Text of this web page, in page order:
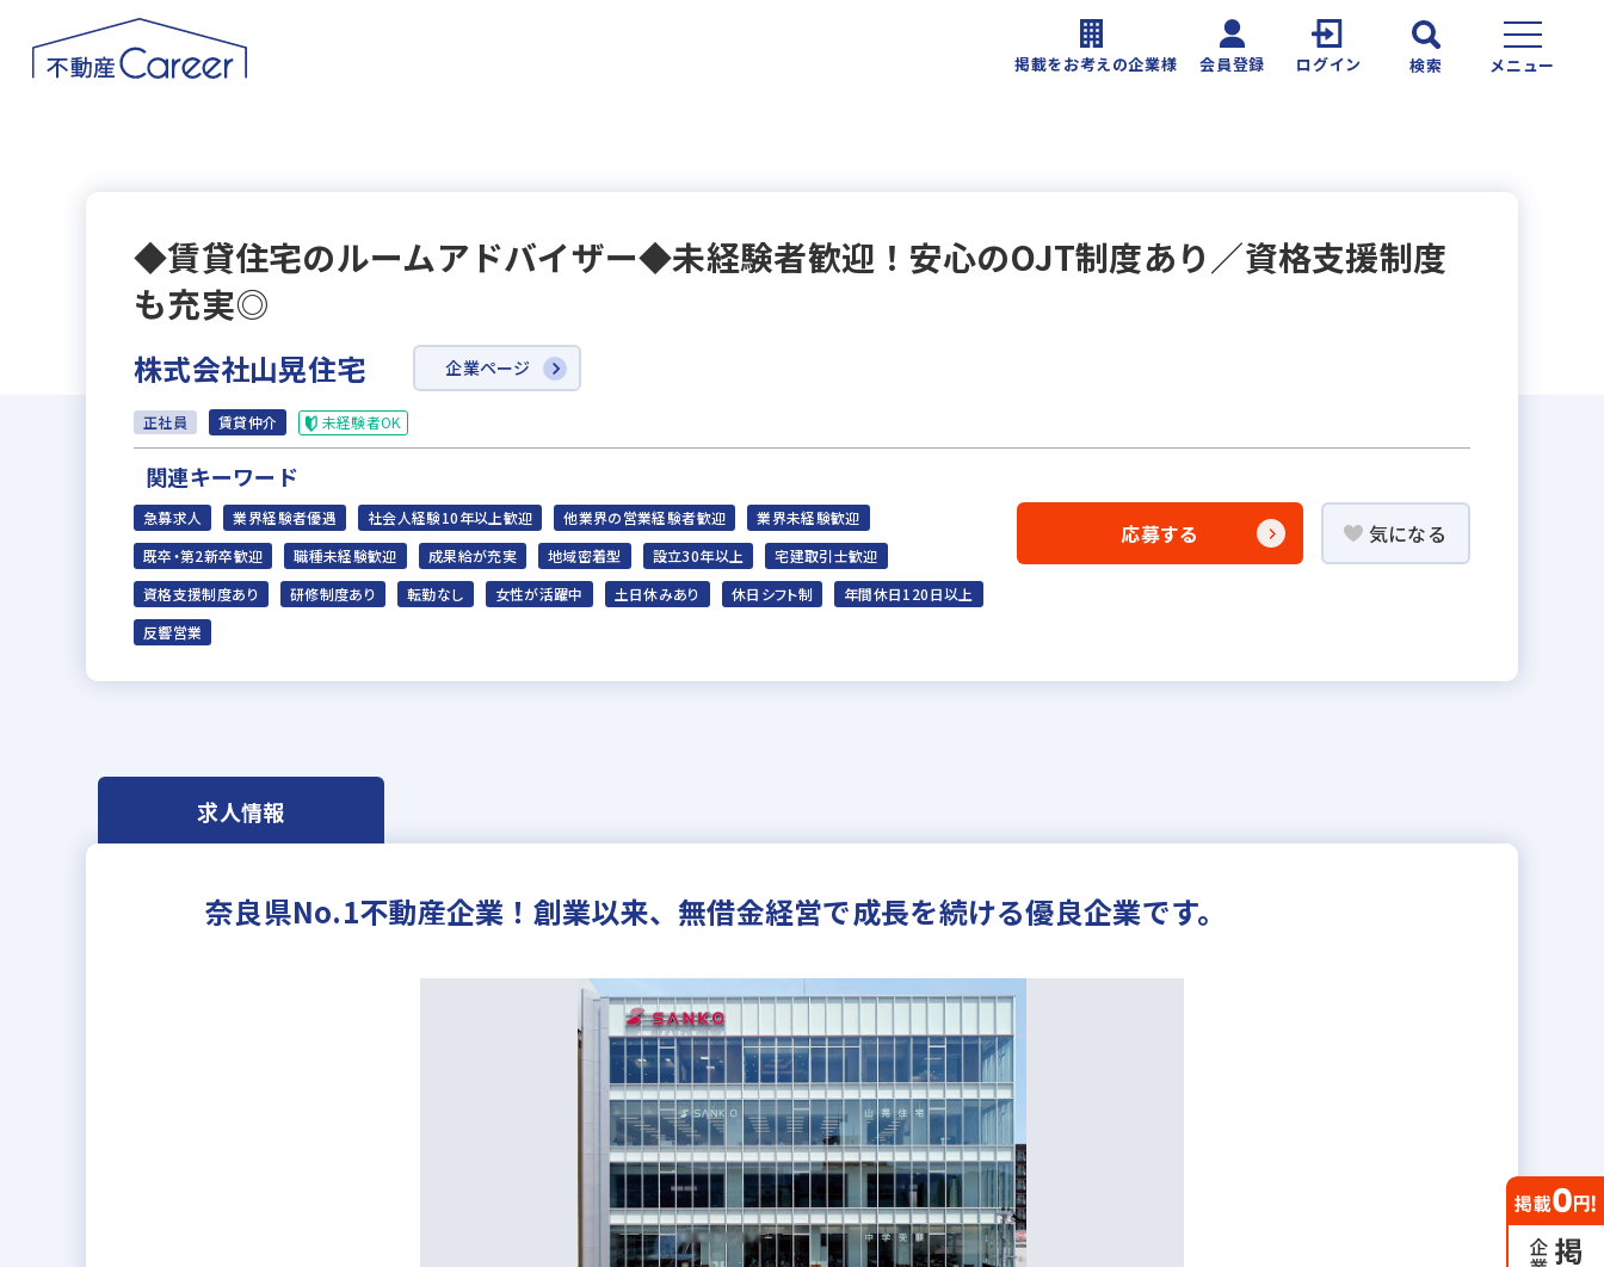
掲載をお考えの企業様 会員登録 ログイン 検索 メニュー
◆賃貸住宅のルームアドバイザー◆未経験者歓迎！安心のOJT制度あり／資格支援制度
も充実◎
株式会社山晃住宅 企業ページ
正社員 賃貸仲介 未経験者OK
関連キーワード
急募求人 業界経験者優遇 社会人経験10年以上歓迎 他業界の営業経験者歓迎
業界未経験歓迎
既卒・第2新卒歓迎
職種未経験歓迎 成果給が充実 地域密着型 設立30年以上
宅建取引士歓迎
資格支援制度あり
研修制度あり 転勤なし 女性が活躍中 土日休みあり 休日シフト制
年間休日120日以上
反響営業
応募する 気になる
求人情報
奈良県No.1不動産企業！創業以来、無借金経営で成長を続ける優良企業です。